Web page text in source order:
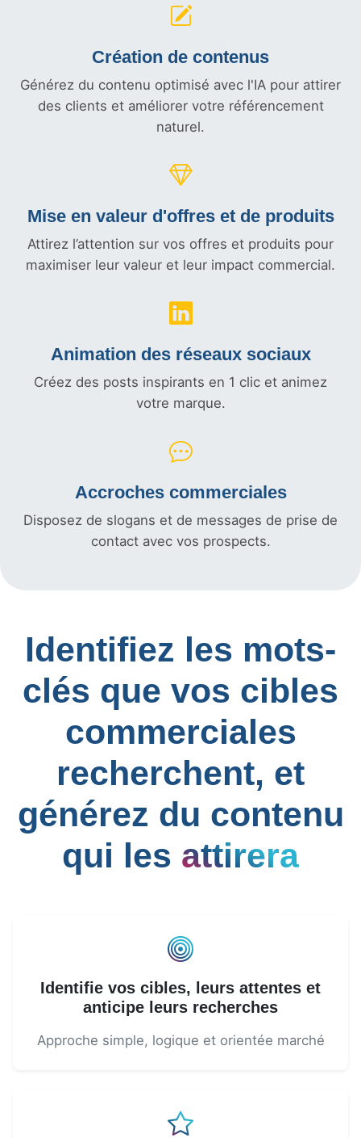
Création de contenus
Générez du contenu optimisé avec l'IA pour attirer
des clients et améliorer votre référencement
naturel.
Mise en valeur d'offres et de produits
Attirez l’attention sur vos offres et produits pour
maximiser leur valeur et leur impact commercial.
Animation des réseaux sociaux
Créez des posts inspirants en 1 clic et animez
votre marque.
Accroches commerciales
Disposez de slogans et de messages de prise de
contact avec vos prospects.
Identifiez les mots-
clés que vos cibles
commerciales
recherchent, et
générez du contenu
qui les attirera
Identifie vos cibles, leurs attentes et
anticipe leurs recherches
Approche simple, logique et orientée marché